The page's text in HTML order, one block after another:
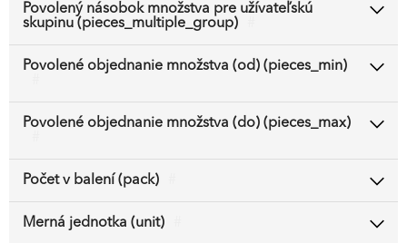
Povolený násobok množstva pre užívateľskú
skupinu (pieces_multiple_group)
Povolené objednanie množstva (od) (pieces_min)
Povolené objednanie množstva (do) (pieces_max)
Počet v balení (pack)
Merná jednotka (unit)